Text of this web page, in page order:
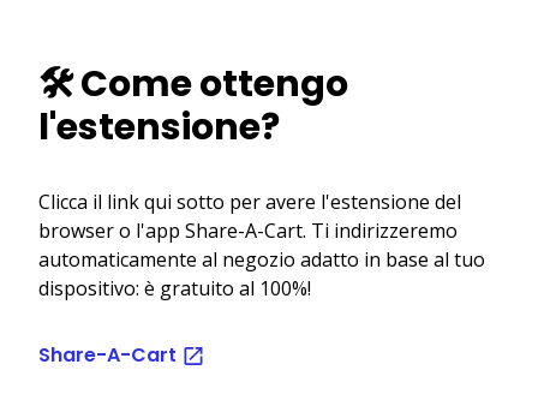
🛠️ Come ottengo
l'estensione?
Clicca il link qui sotto per avere l'estensione del
browser o l'app Share-A-Cart. Ti indirizzeremo
automaticamente al negozio adatto in base al tuo
dispositivo: è gratuito al 100%!
Share-A-Cart